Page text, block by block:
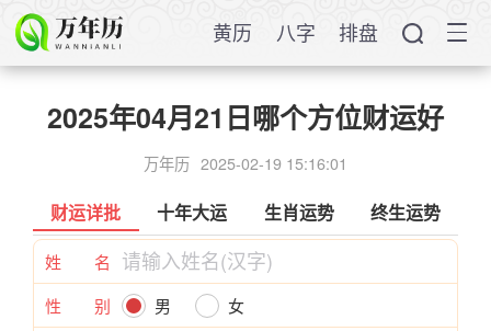
黄历 八字 排盘
2025年04月21日哪个方位财运好
万年历 2025-02-19 15:16:01
财运详批 十年大运 生肖运势 终生运势
姓 名
性 别
男
女